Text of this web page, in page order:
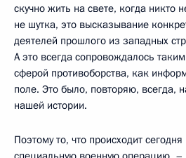
скучно жить на свете, когда никто
не шутка, это высказывание
деятелей прошлого из западных
А это всегда сопровождалось
сферой противоборства, как
поле. Это было, повторяю, всегда,
нашей истории.
Поэтому то, что происходит